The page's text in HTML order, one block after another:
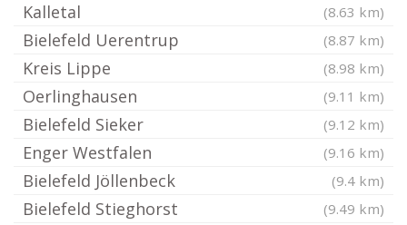
Kalletal (8.63 km)
Bielefeld Uerentrup (8.87 km)
Kreis Lippe (8.98 km)
Oerlinghausen (9.11 km)
Bielefeld Sieker (9.12 km)
Enger Westfalen (9.16 km)
Bielefeld Jöllenbeck (9.4 km)
Bielefeld Stieghorst (9.49 km)